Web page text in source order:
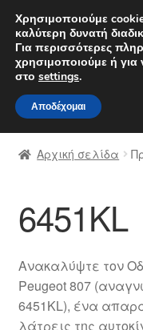
Δευτέρα-Παρ.
Απευθείας
μετάβαση
στην
πλοήγηση
Μετάβαση
σε
περιεχόμενο
Αρχική
Διαδικασία
Επικοινωνία
Μεταφορά
Αρχική σελίδα
6451KL
Ανακαλύψτε τον
Peugeot 807
6451KL), ένα
λάτρεις της
Χρησιμοποιούμε
καλύτερη δυνατή
Για περισσότερες
χρησιμοποιούμε ή για
στο settings.
Αποδέχομαι